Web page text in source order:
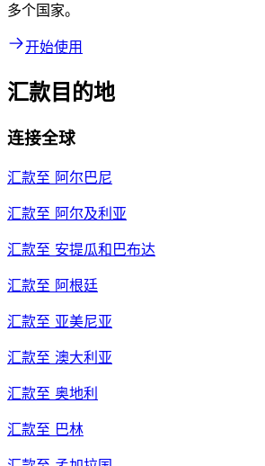
多个国家。
开始使用
汇款目的地
连接全球
汇款至 阿尔巴尼
汇款至 阿尔及利亚
汇款至 安提瓜和巴布达
汇款至 阿根廷
汇款至 亚美尼亚
汇款至 澳大利亚
汇款至 奥地利
汇款至 巴林